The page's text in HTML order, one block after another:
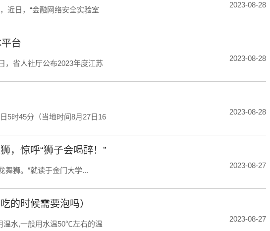
近日，“金融网络安全实验室
2023-08-28
台
，省人社厅公布2023年度江苏
2023-08-28
5时45分（当地时间8月27日16
2023-08-28
，惊呼“狮子会喝醉！”
舞狮。”就读于金门大学...
2023-08-27
的时候需要泡吗）
温水,一般用水温50℃左右的温
2023-08-27